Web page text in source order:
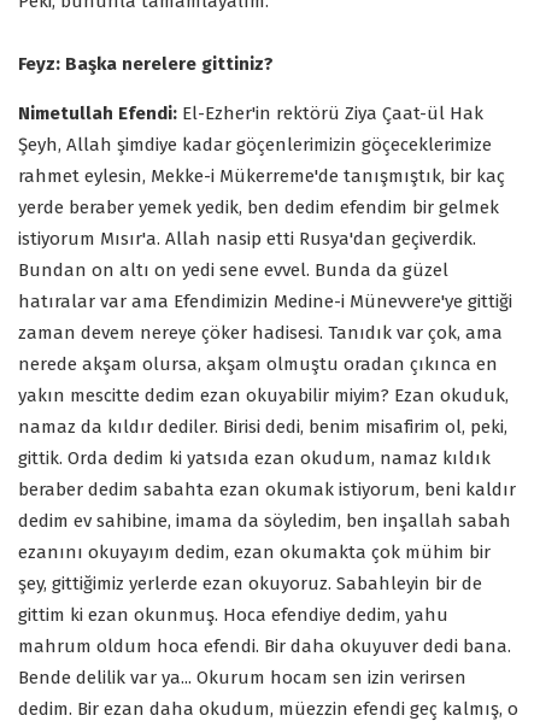
Feyz: Başka nerelere gittiniz?
Nimetullah Efendi: El-Ezher'in rektörü Ziya Çaat-ül Hak
Şeyh, Allah şimdiye kadar göçenlerimizin göçeceklerimize
rahmet eylesin, Mekke-i Mükerreme'de tanışmıştık, bir kaç
yerde beraber yemek yedik, ben dedim efendim bir gelmek
istiyorum Mısır'a. Allah nasip etti Rusya'dan geçiverdik.
Bundan on altı on yedi sene evvel. Bunda da güzel
hatıralar var ama Efendimizin Medine-i Münevvere'ye gittiği
zaman devem nereye çöker hadisesi. Tanıdık var çok, ama
nerede akşam olursa, akşam olmuştu oradan çıkınca en
yakın mescitte dedim ezan okuyabilir miyim? Ezan okuduk,
namaz da kıldır dediler. Birisi dedi, benim misafirim ol, peki,
gittik. Orda dedim ki yatsıda ezan okudum, namaz kıldık
beraber dedim sabahta ezan okumak istiyorum, beni kaldır
dedim ev sahibine, imama da söyledim, ben inşallah sabah
ezanını okuyayım dedim, ezan okumakta çok mühim bir
şey, gittiğimiz yerlerde ezan okuyoruz. Sabahleyin bir de
gittim ki ezan okunmuş. Hoca efendiye dedim, yahu
mahrum oldum hoca efendi. Bir daha okuyuver dedi bana.
Bende delilik var ya... Okurum hocam sen izin verirsen
dedim. Bir ezan daha okudum, müezzin efendi geç kalmış, o